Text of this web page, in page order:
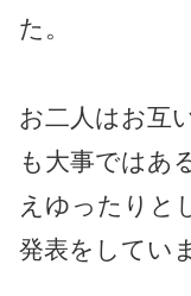
た。
お二人はお互
も大事ではあ
えゆったりと
発表をしてい